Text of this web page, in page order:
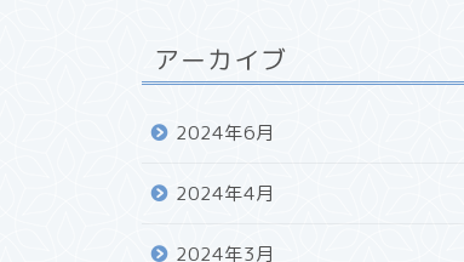
アーカイブ
2024年6月
2024年4月
2024年3月